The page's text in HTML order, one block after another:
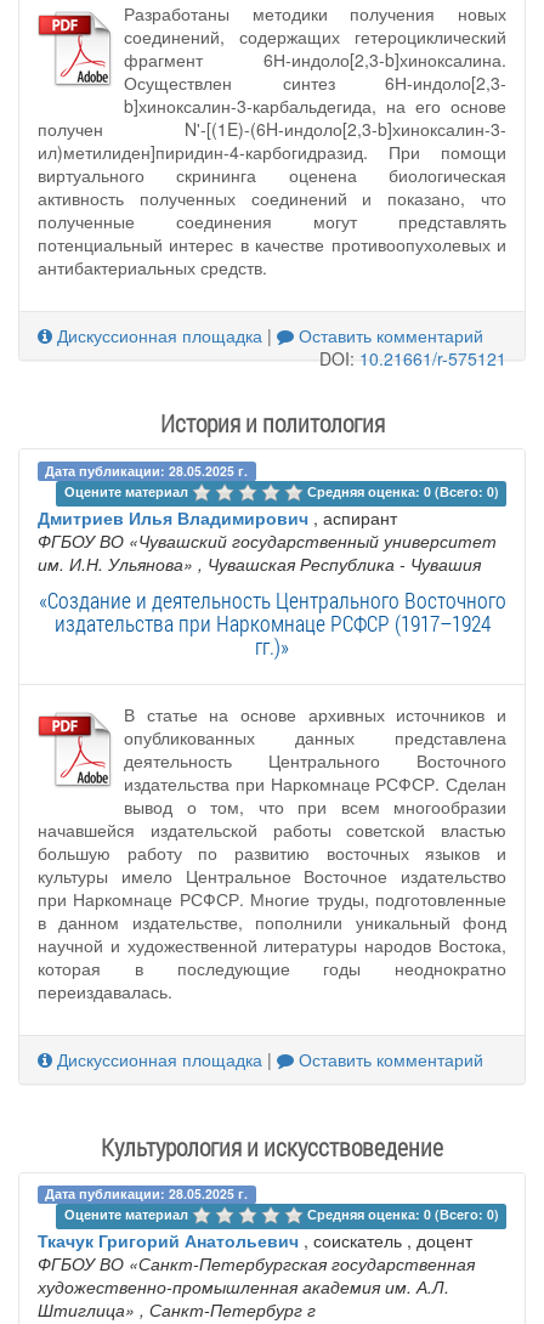
Разработаны методики получения новых
соединений, содержащих гетероциклический
фрагмент 6Н-индоло[2,3-b]хиноксалина.
Осуществлен синтез 6Н-индоло[2,3-
b]хиноксалин-3-карбальдегида, на его основе
получен N'-[(1E)-(6H-индоло[2,3-b]хиноксалин-3-
ил)метилиден]пиридин-4-карбогидразид. При помощи
виртуального скрининга оценена биологическая
активность полученных соединений и показано, что
полученные соединения могут представлять
потенциальный интерес в качестве противоопухолевых и
антибактериальных средств.
Дискуссионная площадка |
Оставить комментарий
DOI:10.21661/r-575121
История и политология
Дата публикации: 28.05.2025 г.
Оцените материал
Средняя оценка: 0 (Всего: 0)
Дмитриев Илья Владимирович , аспирант
ФГБОУ ВО «Чувашский государственный университет
им. И.Н. Ульянова» , Чувашская Республика - Чувашия
«Создание и деятельность Центрального Восточного
издательства при Наркомнаце РСФСР (1917–1924
гг.)»
В статье на основе архивных источников и
опубликованных данных представлена
деятельность Центрального Восточного
издательства при Наркомнаце РСФСР. Сделан
вывод о том, что при всем многообразии
начавшейся издательской работы советской властью
большую работу по развитию восточных языков и
культуры имело Центральное Восточное издательство
при Наркомнаце РСФСР. Многие труды, подготовленные
в данном издательстве, пополнили уникальный фонд
научной и художественной литературы народов Востока,
которая в последующие годы неоднократно
переиздавалась.
Дискуссионная площадка | Оставить комментарий
Культурология и искусствоведение
Дата публикации: 28.05.2025 г.
Оцените материал
Средняя оценка: 0 (Всего: 0)
Ткачук Григорий Анатольевич , соискатель , доцент
ФГБОУ ВО «Санкт-Петербургская государственная
художественно-промышленная академия им. А.Л.
Штиглица» , Санкт-Петербург г